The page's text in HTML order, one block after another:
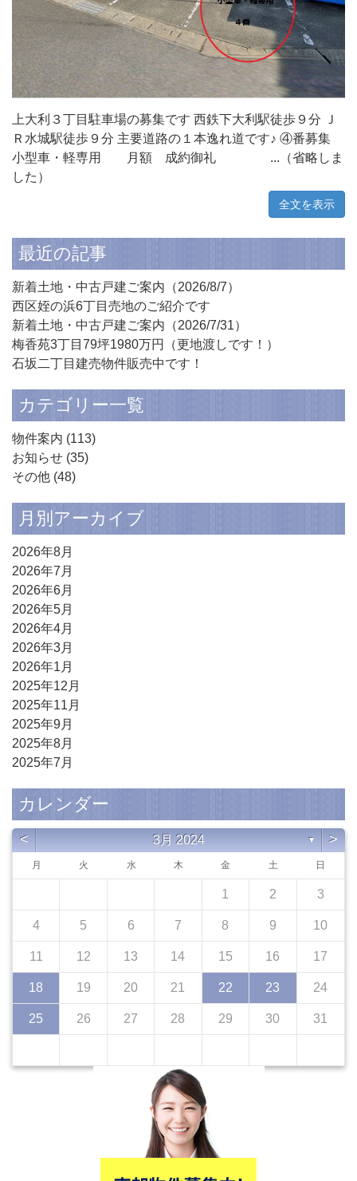
上大利３丁目駐車場の募集です 西鉄下大利駅徒歩９分 Ｊ
Ｒ水城駅徒歩９分 主要道路の１本逸れ道です♪ ④番募集
小型車・軽専用 月額 成約御礼 ...（省略しま
した）
全文を表示
最近の記事
新着土地・中古戸建ご案内（2026/8/7）
西区姪の浜6丁目売地のご紹介です
新着土地・中古戸建ご案内（2026/7/31）
梅香苑3丁目79坪1980万円（更地渡しです！）
石坂二丁目建売物件販売中です！
カテゴリー一覧
物件案内 (113)
お知らせ (35)
その他 (48)
月別アーカイブ
2026年8月
2026年7月
2026年6月
2026年5月
2026年4月
2026年3月
2026年1月
2025年12月
2025年11月
2025年9月
2025年8月
2025年7月
カレンダー
< 3月 2024 ▼ >
月 火 水 木 金 土 日
1 2 3
4 5 6 7 8 9 10
11 12 13 14 15 16 17
18 19 20 21 22 23 24
25 26 27 28 29 30 31